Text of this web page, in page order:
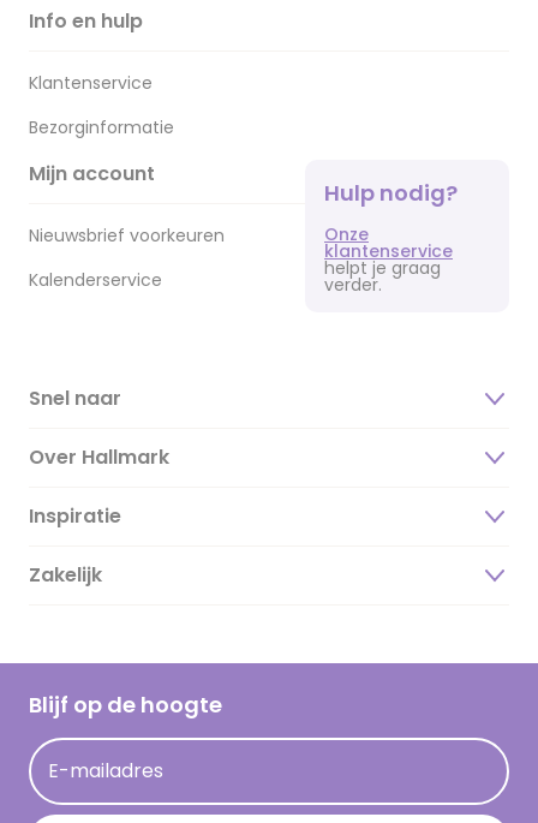
Info en hulp
Klantenservice
Bezorginformatie
Mijn account
Nieuwsbrief voorkeuren
Kalenderservice
Hulp nodig?
Onze
klantenservice
helpt je graag
verder.
Snel naar
Over Hallmark
Over ons
Duurzaamheid
Hallmark Kaartclub
Acties
Persberichten
Inspiratie
Magazine
Cadeau inspiratie
Kaartinspiratie
Zakelijk
Blijf op de hoogte
E-mailadres